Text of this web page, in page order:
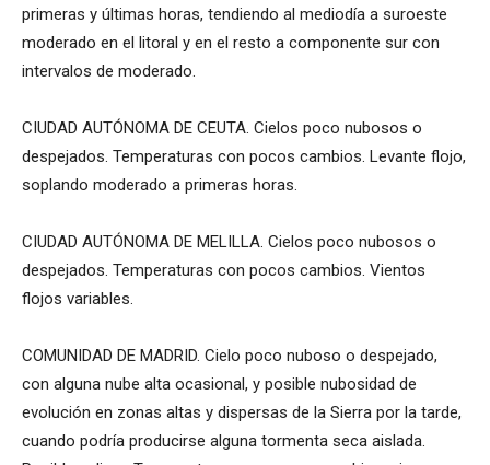
primeras y últimas horas, tendiendo al mediodía a suroeste
moderado en el litoral y en el resto a componente sur con
intervalos de moderado.
CIUDAD AUTÓNOMA DE CEUTA. Cielos poco nubosos o
despejados. Temperaturas con pocos cambios. Levante flojo,
soplando moderado a primeras horas.
CIUDAD AUTÓNOMA DE MELILLA. Cielos poco nubosos o
despejados. Temperaturas con pocos cambios. Vientos
flojos variables.
COMUNIDAD DE MADRID. Cielo poco nuboso o despejado,
con alguna nube alta ocasional, y posible nubosidad de
evolución en zonas altas y dispersas de la Sierra por la tarde,
cuando podría producirse alguna tormenta seca aislada.